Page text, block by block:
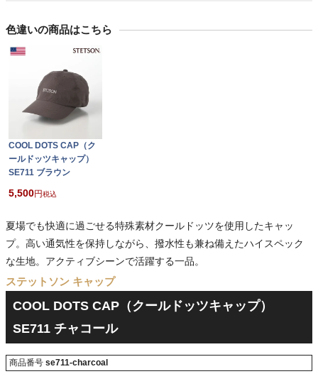
色違いの商品はこちら
COOL DOTS CAP（ク
ールドッツキャップ）
SE711 ブラウン
5,500 税込
夏場でも快適に過ごせる特殊素材クールドッツを使用したキャッ
プ。高い通気性を保持しながら、撥水性も兼ね備えたハイスペック
な生地。アクティブシーンで活躍する一品。
ステットソン キャップ
COOL DOTS CAP（クールドッツキャップ）
SE711 チャコール
商品番号 se711-charcoal